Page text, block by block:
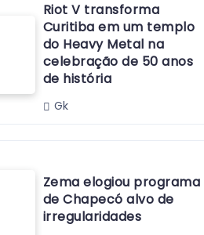
Riot V transforma
Curitiba em um templo
do Heavy Metal na
celebração de 50 anos
de história
Gk
Zema elogiou programa
de Chapecó alvo de
irregularidades